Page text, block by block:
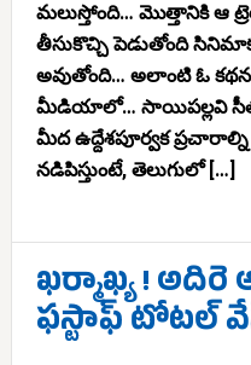
మలుస్తోంది… మొత్తానికి ఆ
తీసుకొచ్చి పెడుతోంది
అవుతోంది… అలాంటి ఓ
మీడియాలో… సాయిపల్లవి సీత
మీద ఉద్దేశపూర్వక
నడిపిస్తుంటే, తెలుగులో […]
ఖర్మాఖ్య !
ఫస్టాఫ్ టోటల్